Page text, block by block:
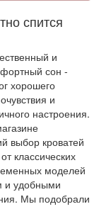
спится
и
сон -
хорошего
и
настроения.
выбор кроватей
классических
моделей
и удобными
Мы подобрали